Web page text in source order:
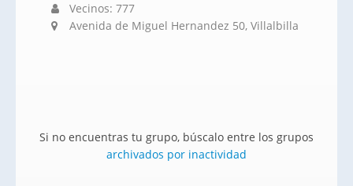
Vecinos: 777
Avenida de Miguel Hernandez 50, Villalbilla
Si no encuentras tu grupo, búscalo entre los grupos
archivados por inactividad